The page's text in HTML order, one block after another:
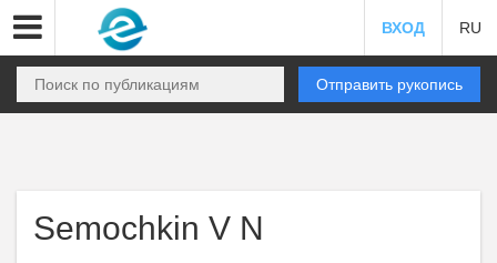
ВХОД RU
Отправить рукопись
Semochkin V N